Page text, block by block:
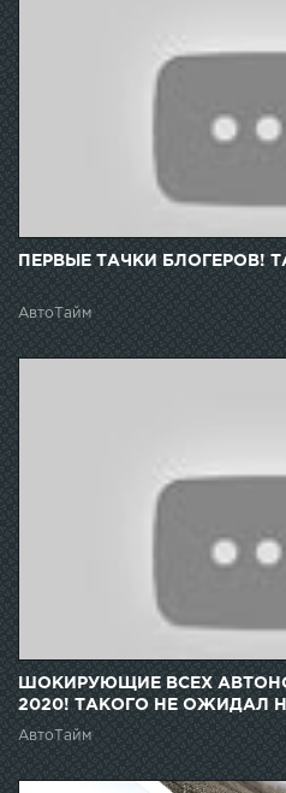
ПЕРВЫЕ ТАЧКИ БЛОГЕРОВ!
АвтоТайм
ШОКИРУЮЩИЕ ВСЕХ
2020! ТАКОГО НЕ ОЖИДАЛ
АвтоТайм